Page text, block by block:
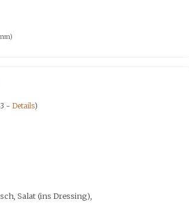
- Details)
Salat (ins Dressing),